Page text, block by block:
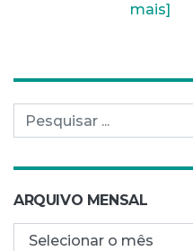
mais]
Pesquisar por:
ARQUIVO MENSAL
Arquivo mensal